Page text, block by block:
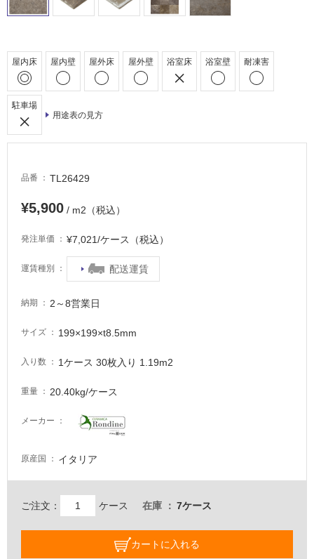
屋内床 屋内壁 屋外床 屋外壁 浴室床 浴室壁 耐凍害
駐車場
用途表の見方
品番 TL26429
¥5,900 / m2（税込）
発注単価 ¥7,021/ケース（税込）
運賃種別 配送運賃
納期 2～8営業日
サイズ 199×199×t8.5mm
入り数 1ケース 30枚入り 1.19m2
重量 20.40kg/ケース
メーカー
原産国 イタリア
ご注文： ケース 在庫 7ケース
カートに入れる
床・
床・
浴
室
床・
駐
場
常
適
る
適
て
る
が
適